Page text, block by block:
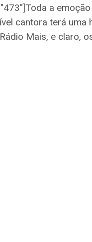
Toda a
cantora terá uma
Mais, e claro,